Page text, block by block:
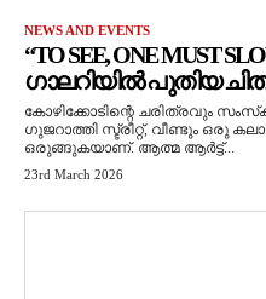
NEWS AND EVENTS
“TO SEE, ONE MUST
ഗാലറിയിൽ പുതിയ
കോഴിക്കോടിന്റെ ചരിത്രവും
ഗുജറാത്തി സ്ട്രീറ്റ്, വീണ്ടും ഒരു
ഒരുങ്ങുകയാണ്. ആത്മ ആർട്ട്...
23rd March 2026